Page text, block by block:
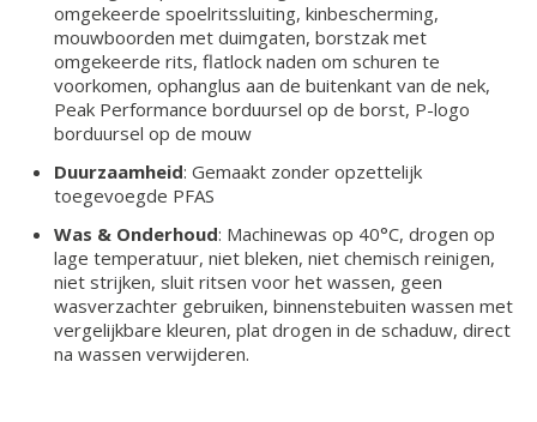
omgekeerde spoelritssluiting, kinbescherming,
mouwboorden met duimgaten, borstzak met
omgekeerde rits, flatlock naden om schuren te
voorkomen, ophanglus aan de buitenkant van de nek,
Peak Performance borduursel op de borst, P-logo
borduursel op de mouw
Duurzaamheid: Gemaakt zonder opzettelijk
toegevoegde PFAS
Was & Onderhoud: Machinewas op 40°C, drogen op
lage temperatuur, niet bleken, niet chemisch reinigen,
niet strijken, sluit ritsen voor het wassen, geen
wasverzachter gebruiken, binnenstebuiten wassen met
vergelijkbare kleuren, plat drogen in de schaduw, direct
na wassen verwijderen.